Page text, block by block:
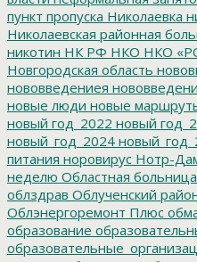
пункт пропуска Николаевка
Николаевская районная
никотин НК РФ НКО НКО
Новгородская область
нововведениея
новые люди новые
новый год_2022 новый
новый_год_2024
питания норовирус Нотр-
неделю Областная больница
облздрав Облученский
Облэнергоремонт Плюс
образование